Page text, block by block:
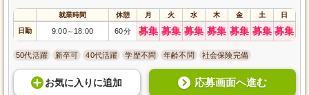
就業時間 休憩 月 火 水 木 金 土 日
日勤 9:00～ 18:00 60分 募集 募集 募集 募集 募集 募集 募集
50代活躍 新卒可 40代活躍 学歴不問 年齢不問 社会保険完備
お気に入り に追加 応募画面へ進む